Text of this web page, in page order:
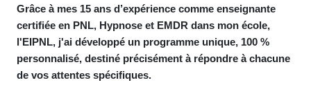
Grâce à mes 15 ans d’expérience comme enseignante
certifiée en PNL, Hypnose et EMDR dans mon école,
l'EIPNL, j'ai développé un programme unique, 100 %
personnalisé, destiné précisément à répondre à chacune
de vos attentes spécifiques.